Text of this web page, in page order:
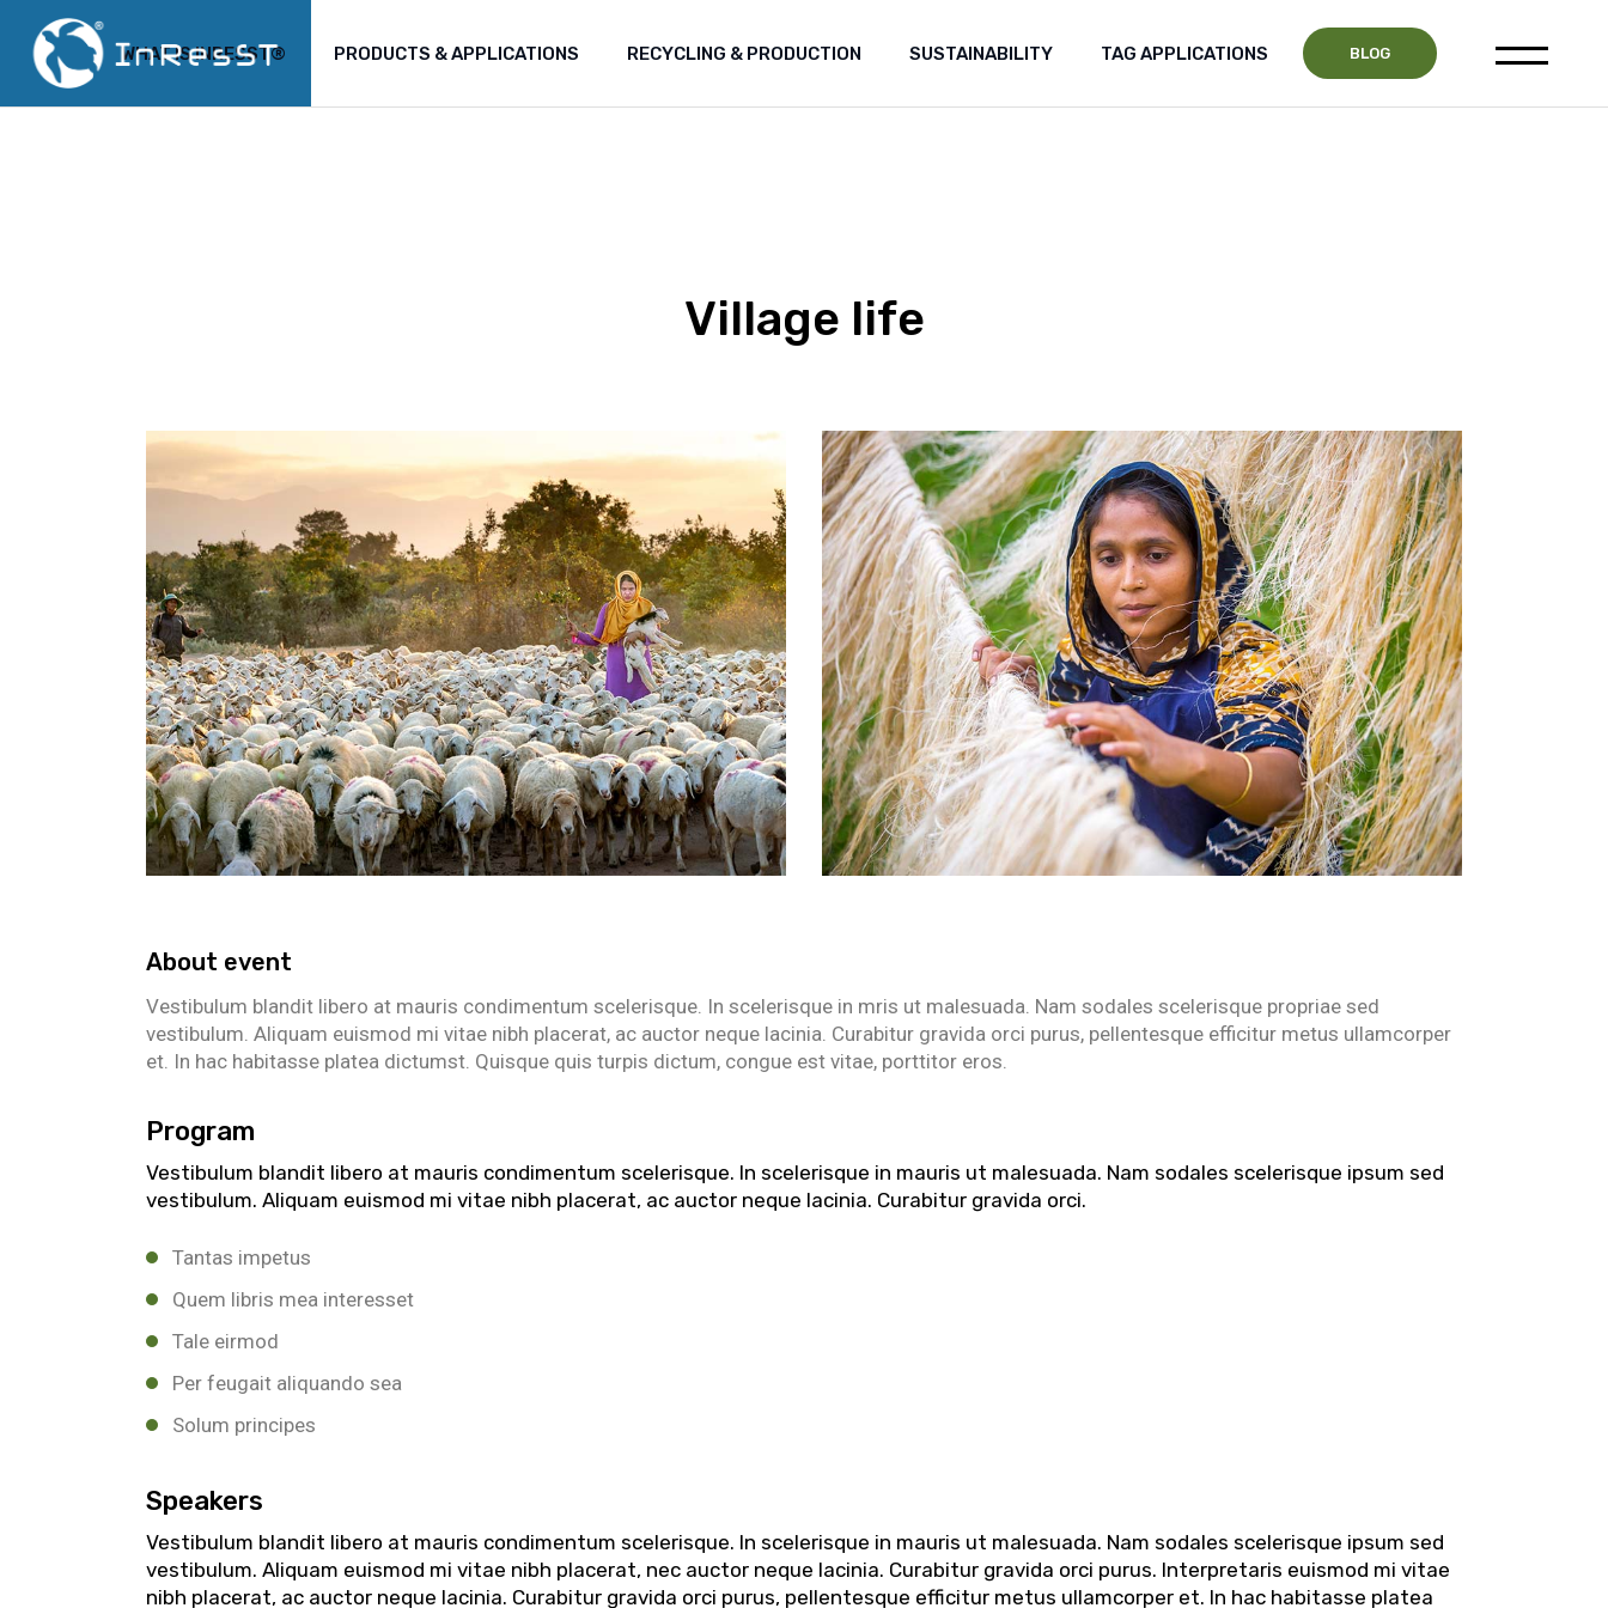
WHAT IS INRESST® PRODUCTS & APPLICATIONS RECYCLING & PRODUCTION SUSTAINABILITY TAG APPLICATIONS CONTACT US
BLOG
Village life
About event
Vestibulum blandit libero at mauris condimentum scelerisque. In scelerisque in mris ut malesuada. Nam sodales scelerisque propriae sed
vestibulum. Aliquam euismod mi vitae nibh placerat, ac auctor neque lacinia. Curabitur gravida orci purus, pellentesque efficitur metus ullamcorper
et. In hac habitasse platea dictumst. Quisque quis turpis dictum, congue est vitae, porttitor eros.
Program
Vestibulum blandit libero at mauris condimentum scelerisque. In scelerisque in mauris ut malesuada. Nam sodales scelerisque ipsum sed
vestibulum. Aliquam euismod mi vitae nibh placerat, ac auctor neque lacinia. Curabitur gravida orci.
Tantas impetus
Quem libris mea interesset
Tale eirmod
Per feugait aliquando sea
Solum principes
Speakers
Vestibulum blandit libero at mauris condimentum scelerisque. In scelerisque in mauris ut malesuada. Nam sodales scelerisque ipsum sed
vestibulum. Aliquam euismod mi vitae nibh placerat, nec auctor neque lacinia. Curabitur gravida orci purus. Interpretaris euismod mi vitae
nibh placerat, ac auctor neque lacinia. Curabitur gravida orci purus, pellentesque efficitur metus ullamcorper et. In hac habitasse platea